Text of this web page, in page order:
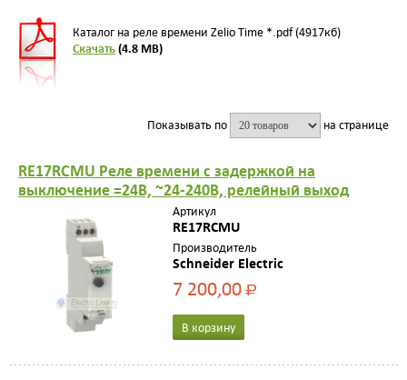
Каталог на реле времени Zelio Time *.pdf (4917кб)
Скачать(4.8 MB)
Показывать по на странице
RE17RCMU Реле времени с задержкой на
выключение =24В, ~24-240В, релейный выход
Артикул
RE17RCMU
Производитель
Schneider Electric
7 200,00Р
В корзину